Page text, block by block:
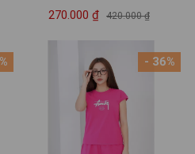
Just for you - Set cộc tay
270.000 ₫ 420.000 ₫
- 36%